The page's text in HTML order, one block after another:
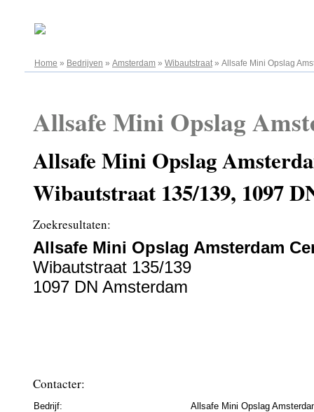
Home » Bedrijven » Amsterdam » Wibautstraat» Allsafe Mini Opslag
Allsafe Mini Opslag
Allsafe Mini Opslag
Wibautstraat 135/139, 1097
Zoekresultaten:
Allsafe Mini Opslag Amsterdam
Wibautstraat 135/139
1097 DN Amsterdam
Contacter:
Bedrijf:
Allsafe Mini Opslag